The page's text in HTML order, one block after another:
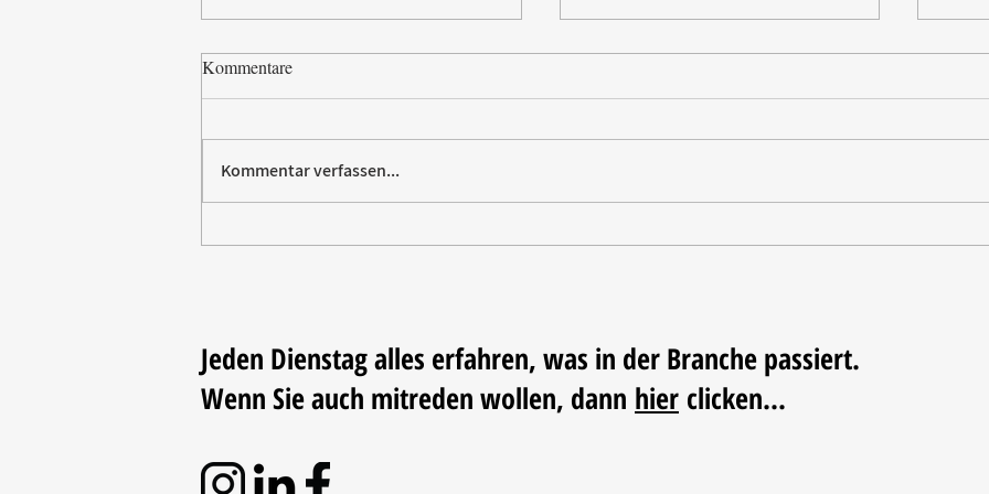
Paw Patrol erobert die
Tischdekoration mit Mehrwert:
Kommentare
Kommentar verfassen...
Jeden Dienstag alles erfahren, was in der Branche passiert.
Wenn Sie auch mitreden wollen, dann hier clicken...